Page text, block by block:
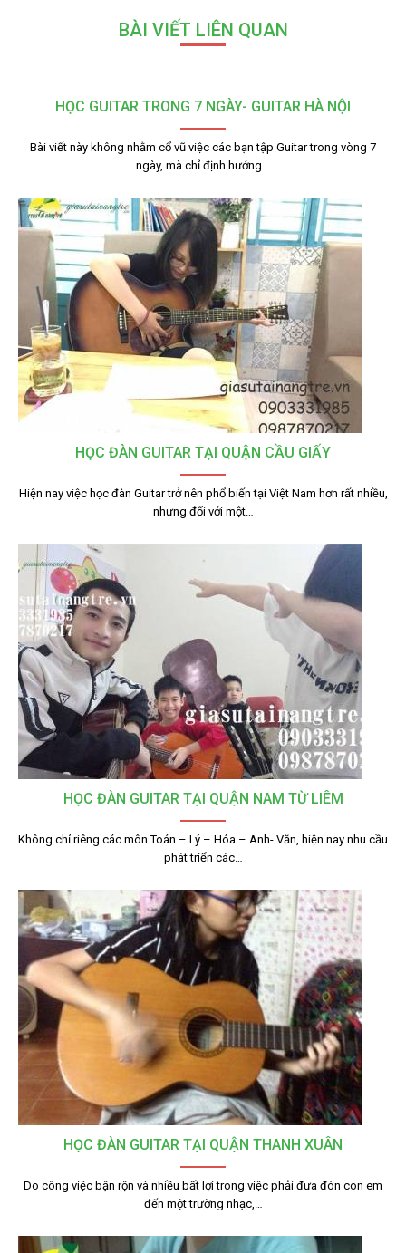
BÀI VIẾT LIÊN QUAN
HỌC GUITAR TRONG 7 NGÀY- GUITAR HÀ NỘI
Bài viết này không nhằm cổ vũ việc các bạn tập Guitar trong vòng 7
ngày, mà chỉ định hướng…
HỌC ĐÀN GUITAR TẠI QUẬN CẦU GIẤY
Hiện nay việc học đàn Guitar trở nên phổ biến tại Việt Nam hơn rất nhiều,
nhưng đối với một…
HỌC ĐÀN GUITAR TẠI QUẬN NAM TỪ LIÊM
Không chỉ riêng các môn Toán – Lý – Hóa – Anh- Văn, hiện nay nhu cầu
phát triển các…
HỌC ĐÀN GUITAR TẠI QUẬN THANH XUÂN
Do công việc bận rộn và nhiều bất lợi trong việc phải đưa đón con em
đến một trường nhạc,…